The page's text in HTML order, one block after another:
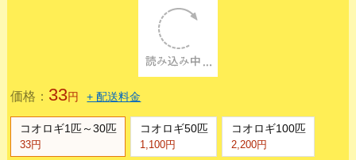
妊娠していて数日後に出産するラットです。
死着はほとんど無いのですが死着保証はできません。
コオロギ
クロコオロギM～L